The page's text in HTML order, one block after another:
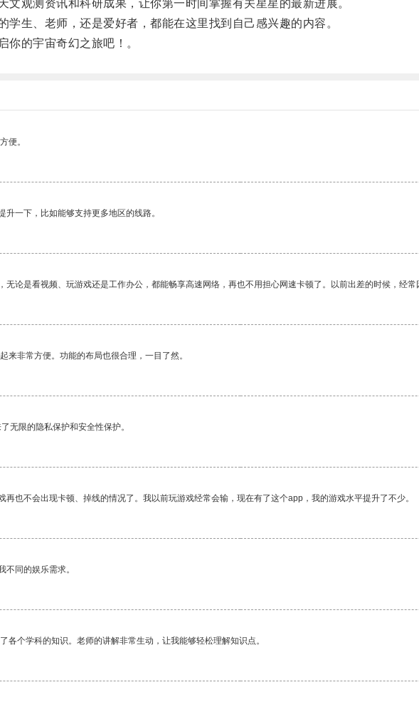
观测资讯和科研成果，让你第一时间掌握有关星星的最新进展。
生、老师，还是爱好者，都能在这里找到自己感兴趣的内容。
的宇宙奇幻之旅吧！。
便。
一下，比如能够支持更多地区的线路。
论是看视频、玩游戏还是工作办公，都能畅享高速网络，再也不用担心网速卡顿了。以前出差的时候，经
来非常方便。功能的布局也很合理，一目了然。
无限的隐私保护和安全性保护。
也不会出现卡顿、掉线的情况了。我以前玩游戏经常会输，现在有了这个app，我的游戏水平提升了不少。
同的娱乐需求。
各个学科的知识。老师的讲解非常生动，让我能够轻松理解知识点。